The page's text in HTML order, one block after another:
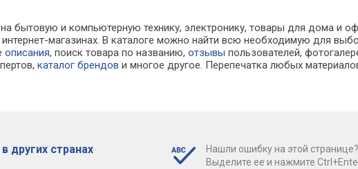
бытовую и компьютерную технику, электронику, товары для дома и
интернет-магазинах. В каталоге можно найти всю необходимую для
описания, поиск товара по названию,отзывы пользователей,
каталог брендов и многое другое. Перепечатка любых
других странах
Нашли ошибку на этой странице?
Выделите ее и нажмите